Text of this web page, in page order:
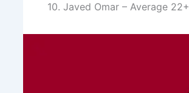
10. Javed Omar – Average 22+